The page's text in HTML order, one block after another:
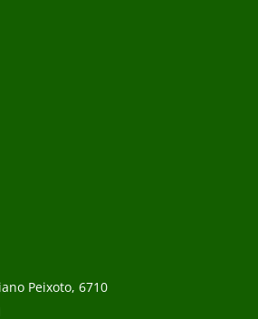
Peixoto, 6710